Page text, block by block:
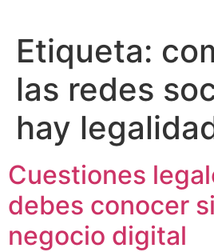
Etiqueta:
las redes
hay
Cuestiones
debes conocer
negocio digital